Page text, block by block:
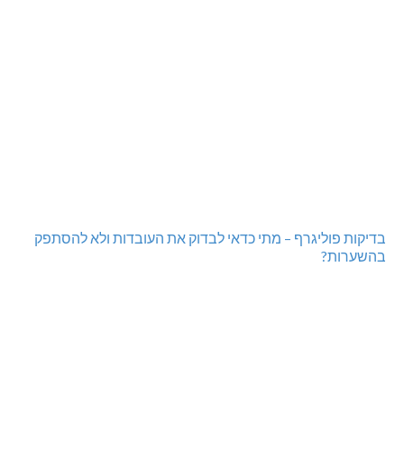
בדיקות פוליגרף – מתי כדאי לבדוק את העובדות ולא להסתפק
בהשערות?